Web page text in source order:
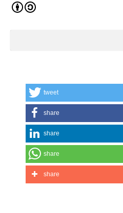
tweet
share
share
share
share